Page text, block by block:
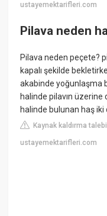
ustayemektarifleri.com
Pilava neden
Pilava neden peçete?
kapalı şekilde
akabinde yoğunlaşma
halinde pilavın
halinde bulunan haş
Kaynak kaldırma talebi
ustayemektarifleri.com